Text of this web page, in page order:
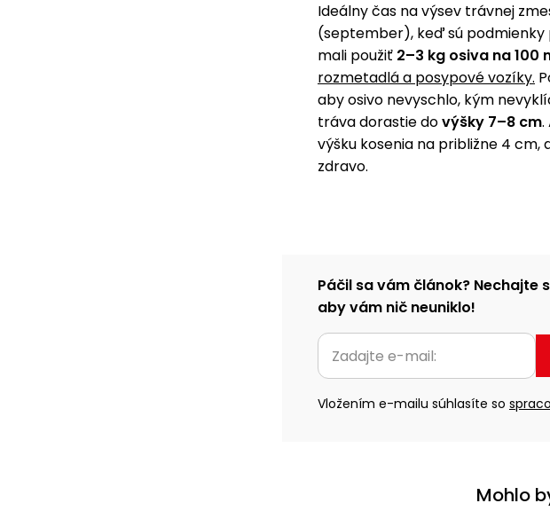
Ideálny čas na výsev trávnej
(september), keď sú
mali použiť 2–3 kg osiva na 100
rozmetadlá a posypové vozíky.
aby osivo nevyschlo, kým
tráva dorastie dovýšky 7–8 cm.
výšku kosenia na približne 4
zdravo.
Páčil sa vám článok?
aby vám nič neuniklo!
Vložením e-mailu súhlasíte so
Mohlo